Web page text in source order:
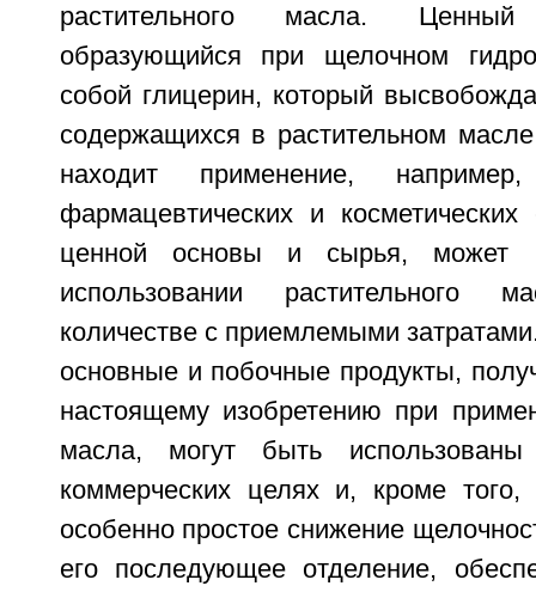
растительного масла.
образующийся при щелочном
собой глицерин, который
содержащихся в растительном
находит применение,
фармацевтических и
ценной основы и сырья, может
использовании
количестве с приемлемыми
основные и побочные продукты,
настоящему изобретению при
масла, могут быть
коммерческих целях и, кроме
особенно простое снижение
его последующее отделение,